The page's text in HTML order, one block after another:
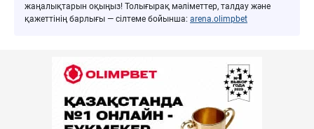
жаңалықтарын оқыңыз! Толығырақ мәліметтер, талдау және
қажеттінің барлығы — сілтеме бойынша: arena.olimpbet